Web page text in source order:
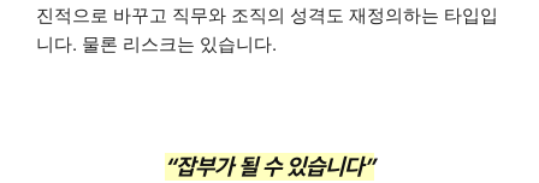
진적으로 바꾸고 직무와 조직의 성격도 재정의하는 타입입
니다. 물론 리스크는 있습니다.
“잡부가 될 수 있습니다”